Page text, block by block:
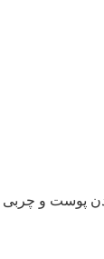
پوست و چربی